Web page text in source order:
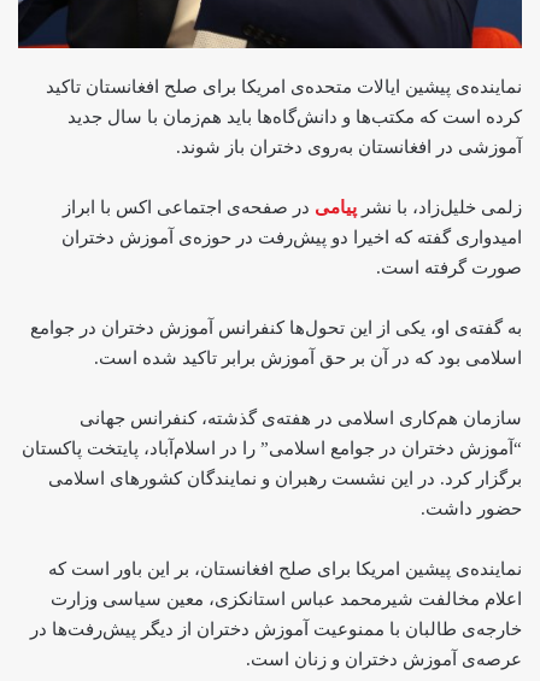
نماینده‌ی پیشین ایالات متحده‌ی امریکا برای صلح افغانستان تاکید
کرده است که مکتب‌ها و دانش‌گاه‌ها باید هم‌زمان با سال جدید
آموزشی در افغانستان به‌روی دختران باز شوند.
زلمی خلیل‌زاد، با نشر پیامی در صفحه‌ی اجتماعی اکس با ابراز
امیدواری گفته که اخیرا دو پیش‌رفت در حوزه‌ی آموزش دختران
صورت گرفته است.
به گفته‌ی او، یکی از این تحول‌ها کنفرانس آموزش دختران در جوامع
اسلامی‌ بود که در آن بر حق آموزش برابر تاکید شده است.
سازمان هم‌کاری اسلامی در هفته‌ی گذشته، کنفرانس جهانی
“آموزش دختران در جوامع اسلامی” را در اسلام‌آباد، پایتخت پاکستان
برگزار کرد. در این نشست رهبران و نمایندگان کشورهای اسلامی
حضور داشت.
نماینده‌ی پیشین امریکا برای صلح افغانستان، بر این باور است که
اعلام مخالفت شیرمحمد عباس استانکزی، معین سیاسی وزارت
خارجه‌ی طالبان با ممنوعیت آموزش دختران از دیگر پیش‌رفت‌ها در
عرصه‌ی آموزش دختران و زنان است.